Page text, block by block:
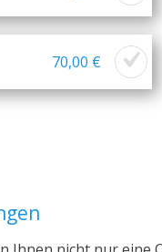
70,00 €